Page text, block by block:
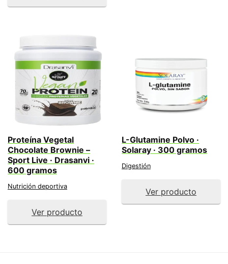
Proteína Vegetal
Chocolate Brownie –
Sport Live · Drasanvi ·
600 gramos
Nutrición deportiva
Ver producto
L-Glutamine Polvo ·
Solaray · 300 gramos
Digestión
Ver producto